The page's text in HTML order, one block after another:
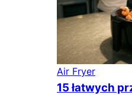
Air Fryer
15 łatwych